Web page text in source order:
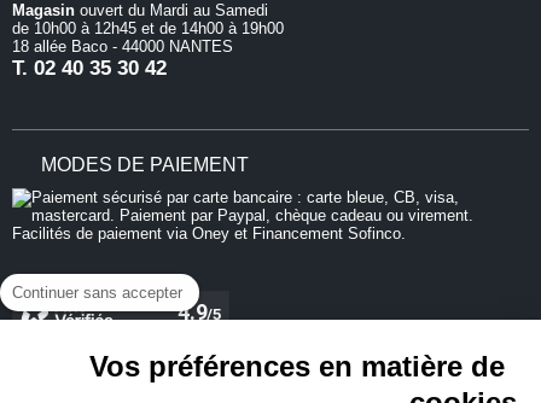
Continuer sans accepter
Vos préférences en matière de
Magasin ouvert du Mardi au Samedi
de 10h00 à 12h45 et de 14h00 à 19h00
18 allée Baco - 44000 NANTES
T. 02 40 35 30 42
MODES DE PAIEMENT